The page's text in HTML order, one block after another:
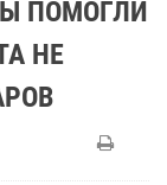
ПОМОГЛИ
НЕ